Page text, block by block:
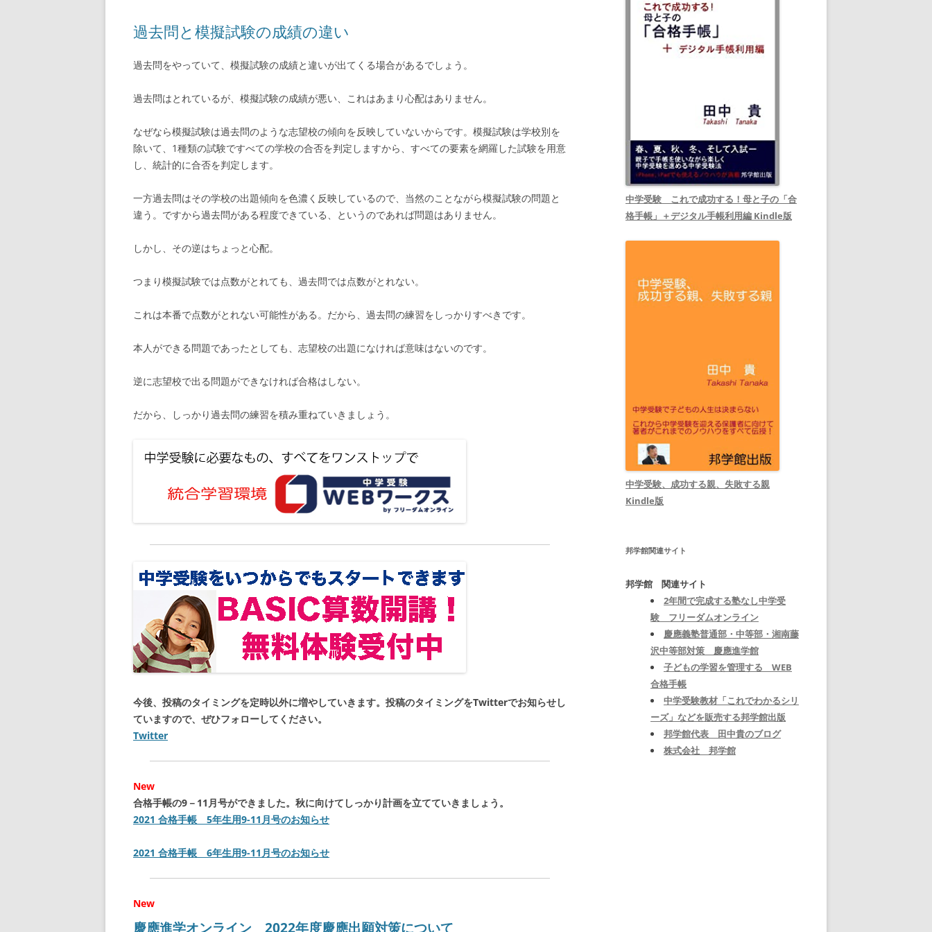
過去問と模擬試験の成績の違い
過去問をやっていて、模擬試験の成績と違いが出てくる場合があるでしょう。
過去問はとれているが、模擬試験の成績が悪い、これはあまり心配はありません。
なぜなら模擬試験は過去問のような志望校の傾向を反映していないからです。模擬試験は学校別を
除いて、1種類の試験ですべての学校の合否を判定しますから、すべての要素を網羅した試験を用意
し、統計的に合否を判定します。
一方過去問はその学校の出題傾向を色濃く反映しているので、当然のことながら模擬試験の問題と
違う。ですから過去問がある程度できている、というのであれば問題はありません。
しかし、その逆はちょっと心配。
つまり模擬試験では点数がとれても、過去問では点数がとれない。
これは本番で点数がとれない可能性がある。だから、過去問の練習をしっかりすべきです。
本人ができる問題であったとしても、志望校の出題になければ意味はないのです。
逆に志望校で出る問題ができなければ合格はしない。
だから、しっかり過去問の練習を積み重ねていきましょう。
今後、投稿のタイミングを定時以外に増やしていきます。投稿のタイミングをTwitterでお知らせし
ていますので、ぜひフォローしてください。
Twitter
New
合格手帳の9－11月号ができました。秋に向けてしっかり計画を立てていきましょう。
2021 合格手帳 5年生用9-11月号のお知らせ
2021 合格手帳 6年生用9-11月号のお知らせ
New
慶應進学オンライン 2022年度慶應出願対策について
中学受験 これで成功する！母と子の「合
格手帳」＋デジタル手帳利用編 Kindle版
中学受験、成功する親、失敗する親
Kindle版
邦学館関連サイト
邦学館 関連サイト
2年間で完成する塾なし中学受
験 フリーダムオンライン
慶應義塾普通部・中等部・湘南藤
沢中等部対策 慶應進学館
子どもの学習を管理する WEB
合格手帳
中学受験教材「これでわかるシリ
ーズ」などを販売する邦学館出版
邦学館代表 田中貴のブログ
株式会社 邦学館